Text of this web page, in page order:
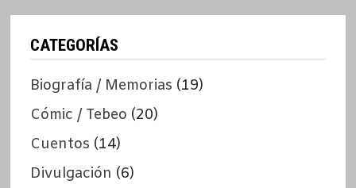
CATEGORÍAS
Biografía / Memorias (19)
Cómic / Tebeo (20)
Cuentos (14)
Divulgación (6)